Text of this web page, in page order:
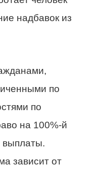
надбавок из
по
по
на 100%-й
выплаты.
зависит от